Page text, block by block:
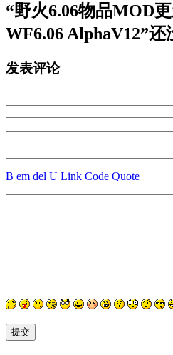
“野火6.06物品MOD
WF6.06 AlphaV12”还
发表评论
B em del U Link Code Quote